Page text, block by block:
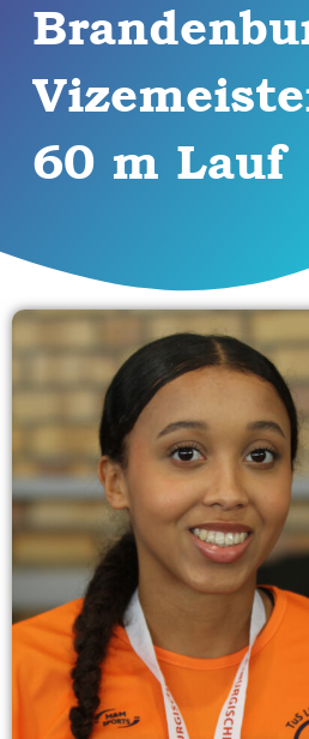
60 m Lauf